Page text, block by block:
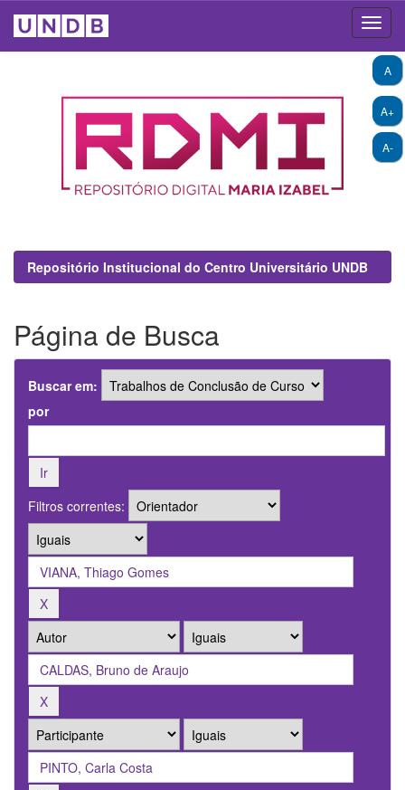
A+
A-
A
Repositório Institucional do Centro Universitário UNDB
Página de Busca
Buscar em:
por
Filtros correntes: